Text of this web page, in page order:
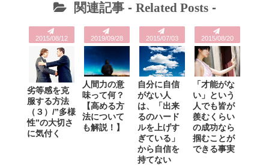
関連記事 - Related Posts-
2015/08/12
劣等感を克
服する方法
（３）/”多様
性”の大切さ
に気付く
2019/09/28
人間力の意
味って何？
【高める方
法について
も解説！】
2015/07/03
自分に自信
がない人
は、「出来
るのハード
ルを上げす
ぎている」
から自信を
持てない
2015/08/20
「才能がな
い」という
人でも皆が
羨むくらい
の成功なら
掴むことが
できる事実